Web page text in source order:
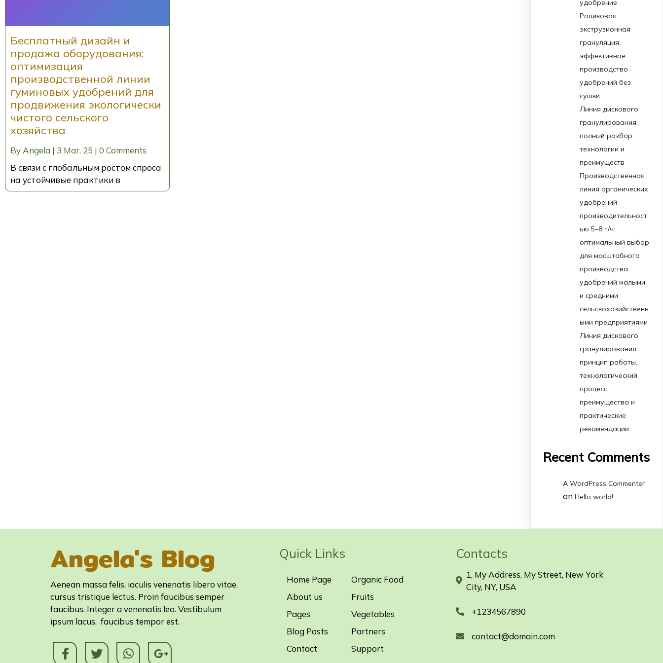
Бесплатный дизайн и
продажа оборудования:
оптимизация
производственной линии
гуминовых удобрений для
продвижения экологически
чистого сельского
хозяйства
ByAngela | 3 Mar, 25 | 0 Comments
В связи с глобальным ростом спроса
на устойчивые практики в
удобрение
Роликовая
экструзионная
грануляция:
эффективное
производство
удобрений без
сушки
Линия дискового
гранулирования:
полный разбор
технологии и
преимуществ
Производственная
линия органических
удобрений
производительност
ью 5–8 т/ч:
оптимальный выбор
для масштабного
производства
удобрений малыми
и средними
сельскохозяйственн
ыми предприятиями
Линия дискового
гранулирования:
принцип работы,
технологический
процесс,
преимущества и
практические
рекомендации
Recent Comments
A WordPress Commenter
onHello world!
Angela's Blog
Aenean massa felis, iaculis venenatis libero vitae,
cursus tristique lectus. Proin faucibus semper
faucibus. Integer a venenatis leo. Vestibulum
ipsum lacus, faucibus tempor est.
Quick Links
Home Page
About us
Pages
Blog Posts
Contact
Organic Food
Fruits
Vegetables
Partners
Support
Contacts
1, My Address, My Street, New York
City, NY, USA
+1234567890
contact@domain.com